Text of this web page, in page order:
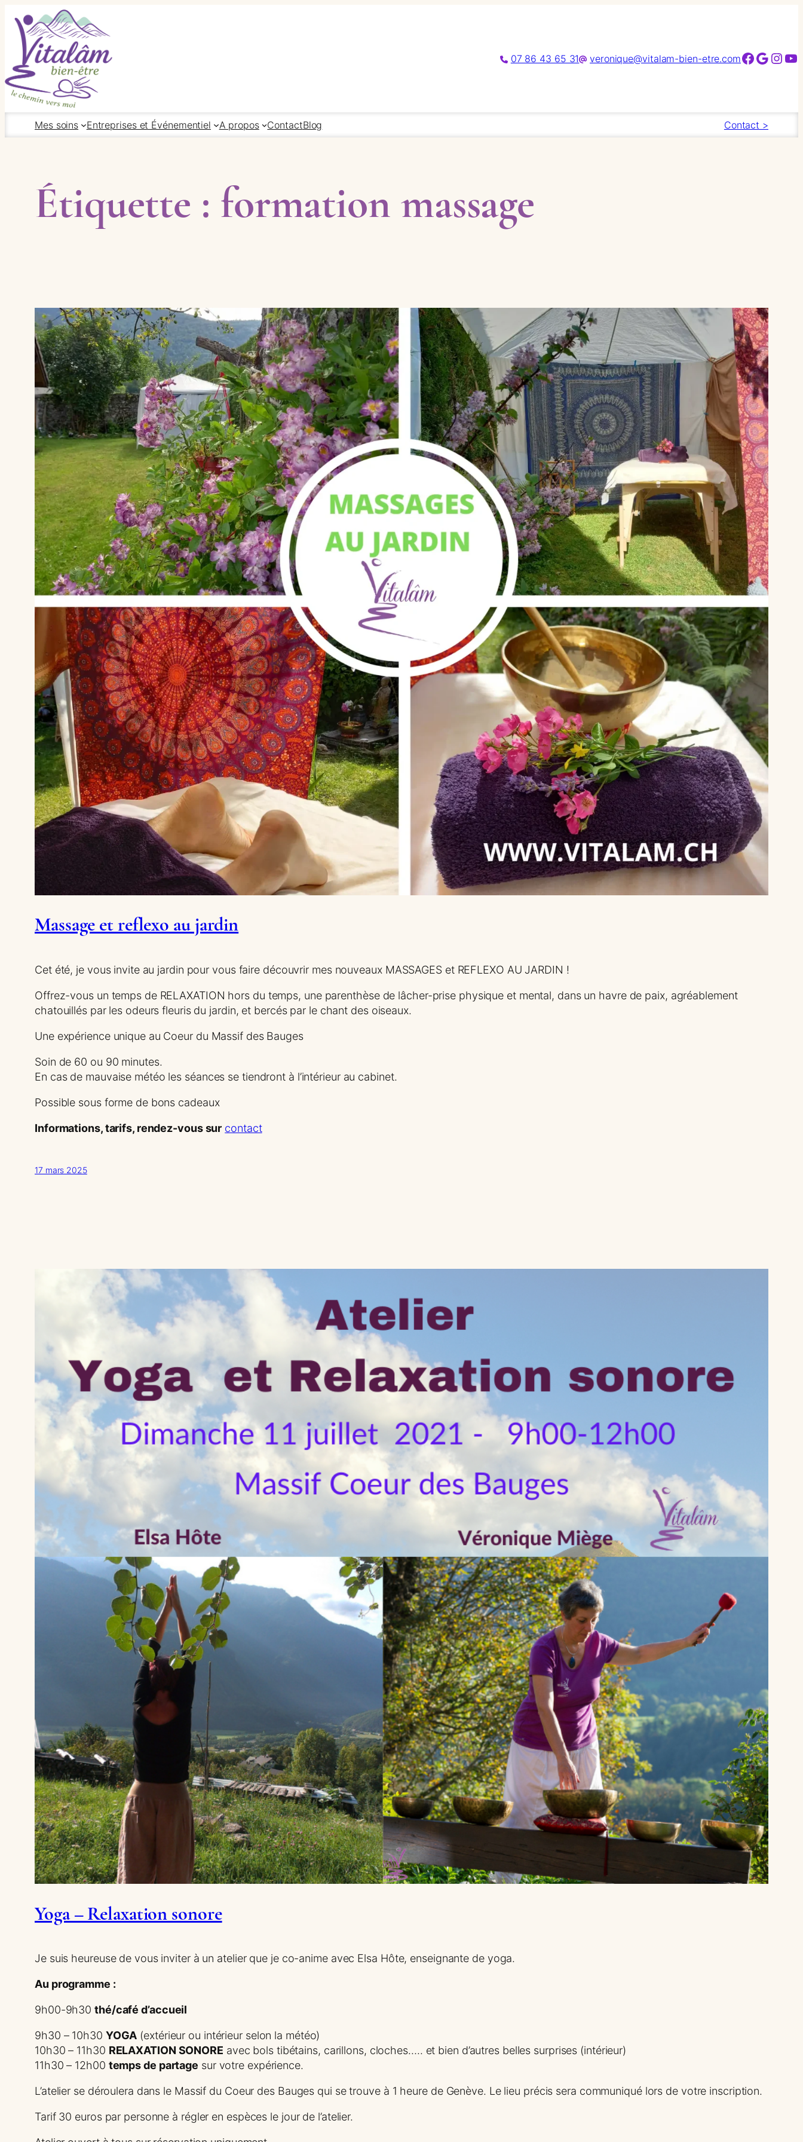
contenu
07 86 43 65 31
veronique@vitalam-bien-etre.comFacebook Google Instagram YouTube
Mes soins Entreprises et Événementiel A propos ContactBlog Contact >
Étiquette : formation massage
Massage et reflexo au jardin
Cet été, je vous invite au jardin pour vous faire découvrir mes nouveaux MASSAGES et REFLEXO AU JARDIN !
Offrez-vous un temps de RELAXATION hors du temps, une parenthèse de lâcher-prise physique et mental, dans un havre de paix, agréablement
chatouillés par les odeurs fleuris du jardin, et bercés par le chant des oiseaux.
Une expérience unique au Coeur du Massif des Bauges
Soin de 60 ou 90 minutes.
En cas de mauvaise météo les séances se tiendront à l’intérieur au cabinet.
Possible sous forme de bons cadeaux
Informations, tarifs, rendez-vous sur contact
17 mars 2025
Yoga – Relaxation sonore
Je suis heureuse de vous inviter à un atelier que je co-anime avec Elsa Hôte, enseignante de yoga.
Au programme :
9h00-9h30 thé/café d’accueil
9h30 – 10h30 YOGA (extérieur ou intérieur selon la météo)
10h30 – 11h30 RELAXATION SONORE avec bols tibétains, carillons, cloches….. et bien d’autres belles surprises (intérieur)
11h30 – 12h00 temps de partage sur votre expérience.
L’atelier se déroulera dans le Massif du Coeur des Bauges qui se trouve à 1 heure de Genève. Le lieu précis sera communiqué lors de votre inscription.
Tarif 30 euros par personne à régler en espèces le jour de l’atelier.